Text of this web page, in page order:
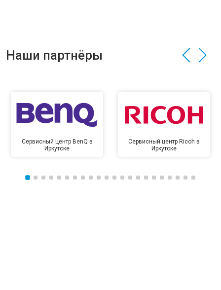
Наши партнёры
Сервисный центр BenQ в
Иркутске
Сервисный центр Ricoh в
Иркутске